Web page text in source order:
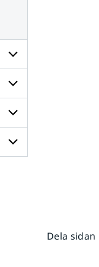
Undersidor
för
Radar
och
Undersidor
för
Väder
till
havs
Undersidor
för
Dela sidan